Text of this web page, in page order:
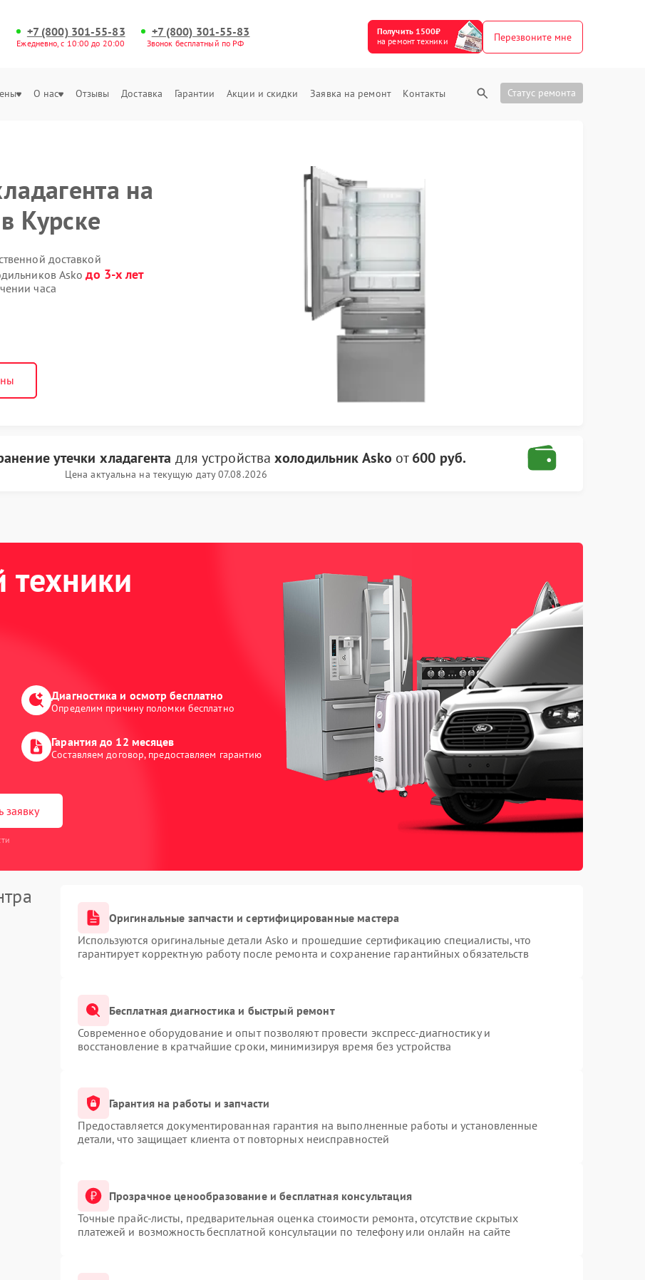
+7 (800) 301-55-83
Ежедневно, с 10:00 до 20:00
+7 (800) 301-55-83
Звонок бесплатный по РФ
Получить 1500₽
на ремонт техники
Перезвоните мне
О нас Отзывы Доставка Гарантии Акции и скидки Заявка на ремонт Контакты Статус ремонта
на
Курске
доставкой
Askoдо 3-х лет
часа
утечки хладагента для устройствахолодильник Asko от600 руб.
Цена актуальна на текущую дату 07.08.2026
техники
Диагностика и осмотр бесплатно
Определим причину поломки бесплатно
Гарантия до 12 месяцев
Составляем договор, предоставляем гарантию
заявку
Оригинальные запчасти и сертифицированные мастера
Используются оригинальные детали Asko и прошедшие сертификацию специалисты, что
гарантирует корректную работу после ремонта и сохранение гарантийных обязательств
Бесплатная диагностика и быстрый ремонт
Современное оборудование и опыт позволяют провести экспресс-диагностику и
восстановление в кратчайшие сроки, минимизируя время без устройства
Гарантия на работы и запчасти
Предоставляется документированная гарантия на выполненные работы и установленные
детали, что защищает клиента от повторных неисправностей
Прозрачное ценообразование и бесплатная консультация
Точные прайс-листы, предварительная оценка стоимости ремонта, отсутствие скрытых
платежей и возможность бесплатной консультации по телефону или онлайн на сайте